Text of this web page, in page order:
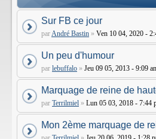
Sur FB ce jour
parAndré Bastin » Ven 10 04, 2020 -
Un peu d'humour
par lebuffalo » Jeu 09 05, 2013 - 9:09
Marquage de reine de
par Terrilmiel » Lun 05 03, 2018 - 7:44
Mon 2ème marquage de